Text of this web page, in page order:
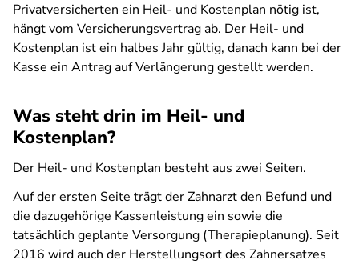
Privatversicherten ein Heil- und Kostenplan nötig ist,
hängt vom Versicherungsvertrag ab. Der Heil- und
Kostenplan ist ein halbes Jahr gültig, danach kann bei der
Kasse ein Antrag auf Verlängerung gestellt werden.
Was steht drin im Heil- und
Kostenplan?
Der Heil- und Kostenplan besteht aus zwei Seiten.
Auf der ersten Seite trägt der Zahnarzt den Befund und
die dazugehörige Kassenleistung ein sowie die
tatsächlich geplante Versorgung (Therapieplanung). Seit
2016 wird auch der Herstellungsort des Zahnersatzes